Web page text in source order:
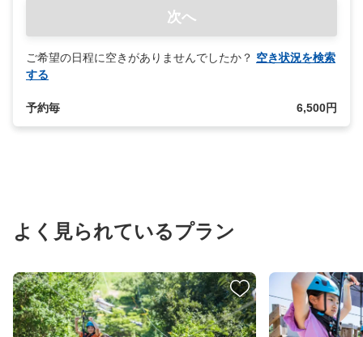
次へ
ご希望の日程に空きがありませんでしたか？ 空き状況を検索
する
予約毎 6,500円
よく見られているプラン